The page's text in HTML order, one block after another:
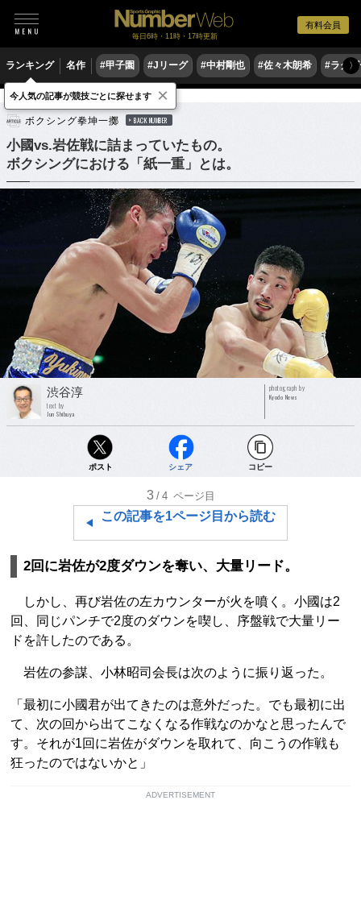
有料会員
毎日6時・11時・17時更新
ランキング 名作 #甲子園 #Jリーグ #中村剛也 #佐々木朗希 #ラグ〉
格闘技 ボクシング
ボクシング拳坤一擲 BACK NUMBER
小國vs.岩佐戦に詰まっていたもの。
ボクシングにおける「紙一重」とは。
渋谷淳
text by
Jun Shibuya
photograph by
Kyodo News
ポスト シェア コピー
3 /4 ページ目
この記事を1ページ目から読む
2回に岩佐が2度ダウンを奪い、大量リード。
しかし、再び岩佐の左カウンターが火を噴く。小國は2
回、同じパンチで2度のダウンを喫し、序盤戦で大量リー
ドを許したのである。
岩佐の参謀、小林昭司会長は次のように振り返った。
「最初に小國君が出てきたのは意外だった。でも最初に出
て、次の回から出てこなくなる作戦なのかなと思ったんで
す。それが1回に岩佐がダウンを取れて、向こうの作戦も
狂ったのではないかと」
ADVERTISEMENT
今人気の記事が競技ごとに探せます ×